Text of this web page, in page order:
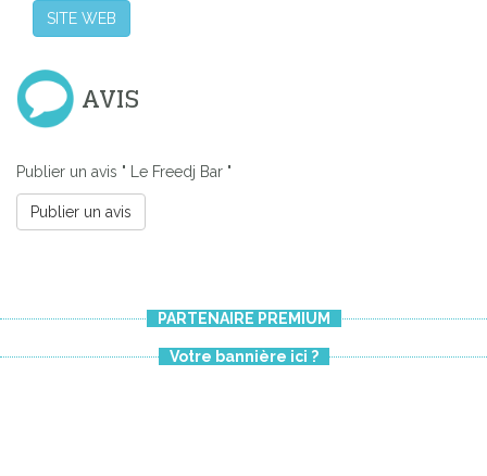
SITE WEB
AVIS
Publier un avis " Le Freedj Bar "
Publier un avis
PARTENAIRE PREMIUM
Votre bannière ici ?